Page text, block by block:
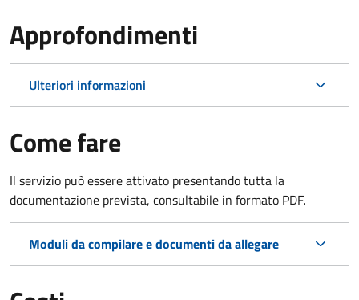
Approfondimenti
Ulteriori informazioni
Come fare
Il servizio può essere attivato presentando tutta la
documentazione prevista, consultabile in formato PDF.
Moduli da compilare e documenti da allegare